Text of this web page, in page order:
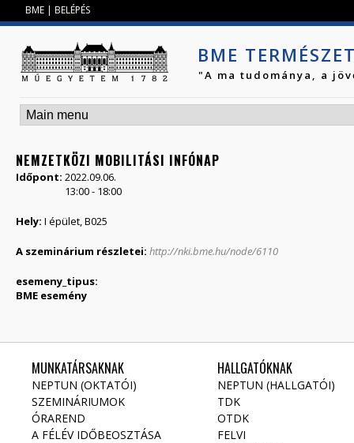
BME | BELÉPÉS
BME
"A ma tudománya, a
NEMZETKÖZI MOBILITÁSI INFÓNAP
Időpont: 2022.09.06.
13:00- 18:00
Hely: I épület, B025
A szeminárium részletei: http://nki.bme.hu/node/6110
esemeny_tipus:
BME esemény
MUNKATÁRSAKNAK
NEPTUN (OKTATÓI)
SZEMINÁRIUMOK
ÓRAREND
A FÉLÉV IDŐBEOSZTÁSA
HALLGATÓKNAK
NEPTUN (HALLGATÓI)
TDK
OTDK
FELVI